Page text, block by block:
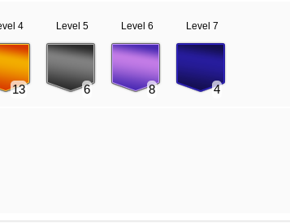
4
13
Level 5
6
Level 6
8
Level 7
4